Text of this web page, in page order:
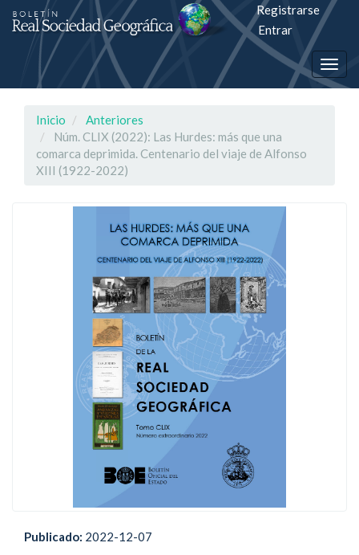
Salto
rápiso
a
página
contenido
Registrarse
Entrar
Inicio
Anteriores
Núm. CLIX (2022): Las Hurdes: más que una
comarca deprimida. Centenario del viaje de Alfonso
XIII (1922-2022)
Publicado: 2022-12-07